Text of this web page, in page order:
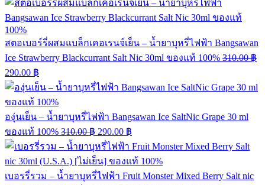
สตอเบอร์รี่ผสมแบล็กเคอเรนจ์เย็น – น้ำยาบุหรี่ไฟฟ้า Bangsawan
Ice Strawberry Blackcurrant Salt Nic 30ml ของแท้ 100% 310.00฿
290.00 ฿
องุ่นเย็น – น้ำยาบุหรี่ไฟฟ้า Bangsawan Ice SaltNic Grape 30 ml
ของแท้ 100% 310.00฿ 290.00 ฿
เบอรรี่รวม – น้ำยาบุหรี่ไฟฟ้า Fruit Monster Mixed Berry Salt nic